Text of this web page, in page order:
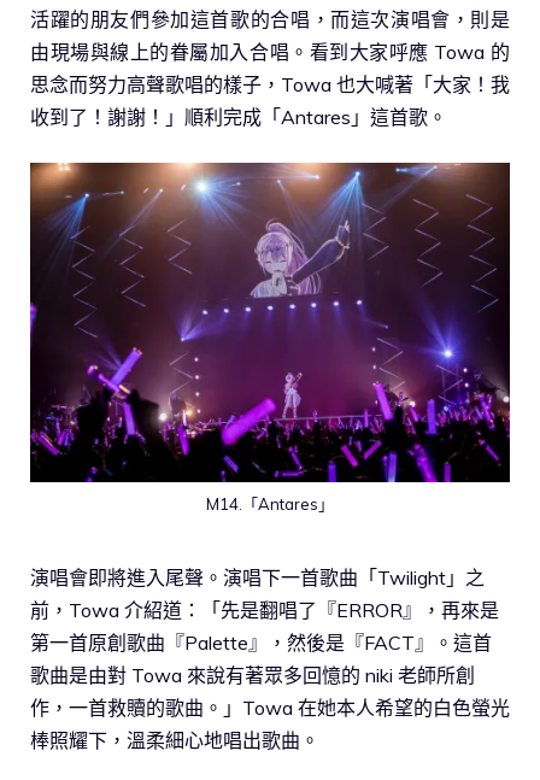
活躍的朋友們參加這首歌的合唱，而這次演唱會，則是
由現場與線上的眷屬加入合唱。看到大家呼應 Towa 的
思念而努力高聲歌唱的樣子，Towa 也大喊著「大家！我
收到了！謝謝！」順利完成「Antares」這首歌。
M14.「Antares」
演唱會即將進入尾聲。演唱下一首歌曲「Twilight」之
前，Towa 介紹道：「先是翻唱了『ERROR』，再來是
第一首原創歌曲『Palette』，然後是『FACT』。這首
歌曲是由對 Towa 來說有著眾多回憶的 niki 老師所創
作，一首救贖的歌曲。」Towa 在她本人希望的白色螢光
棒照耀下，溫柔細心地唱出歌曲。